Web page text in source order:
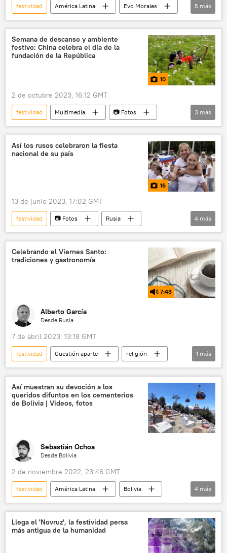
festividad América Latina
Evo Morales
sociedad
🎭 Arte y cultura
Día de los Muertos
Bolivia
💬 Opinión y Análisis
5 más
Semana de descanso y ambiente
festivo: China celebra el día de la
fundación de la República
10
2 de octubre 2023, 16:12 GMT
festividad Multimedia
📷 Fotos
China
🌏 Asia 🎭 Arte y cultura
3 más
Así los rusos celebraron la fiesta
nacional de su país
16
13 de junio 2023, 17:02 GMT
festividad 📷 Fotos
Rusia
independencia
sociedad
Día de Rusia
Multimedia
4 más
Celebrando el Viernes Santo:
tradiciones y gastronomía
7:43
Alberto García
Desde Rusia
7 de abril 2023, 13:18 GMT
festividad Cuestión aparte
religión
Semana Santa
1 más
Así muestran su devoción a los
queridos difuntos en los cementerios
de Bolivia | Videos, fotos
Sebastián Ochoa
Desde Bolivia
2 de noviembre 2022, 23:46 GMT
festividad América Latina
Bolivia
📝 Reportajes
La Paz
El Alto
Día de los Muertos
4 más
Llega el 'Novruz', la festividad persa
más antigua de la humanidad